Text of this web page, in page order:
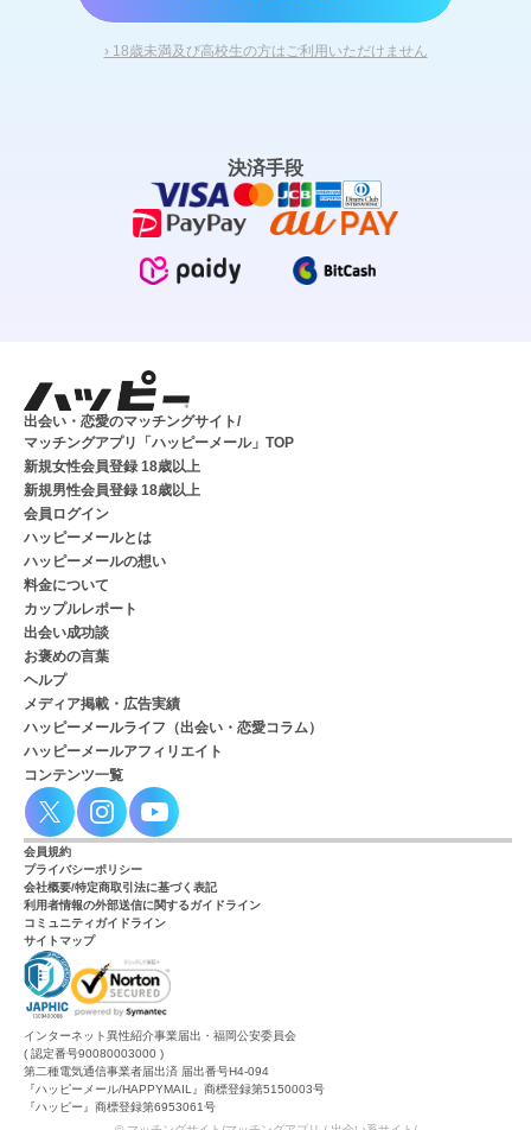
› 18歳未満及び高校生の方はご利用いただけません
決済手段
出会い・恋愛のマッチングサイト/
マッチングアプリ「ハッピーメール」TOP
新規女性会員登録 18歳以上
新規男性会員登録 18歳以上
会員ログイン
ハッピーメールとは
ハッピーメールの想い
料金について
カップルレポート
出会い成功談
お褒めの言葉
ヘルプ
メディア掲載・広告実績
ハッピーメールライフ（出会い・恋愛コラム）
ハッピーメールアフィリエイト
コンテンツ一覧
会員規約
プライバシーポリシー
会社概要/特定商取引法に基づく表記
利用者情報の外部送信に関するガイドライン
コミュニティガイドライン
サイトマップ
インターネット異性紹介事業届出・福岡公安委員会
( 認定番号90080003000 )
第二種電気通信事業者届出済 届出番号H4-094
『ハッピーメール/HAPPYMAIL』商標登録第5150003号
『ハッピー』商標登録第6953061号